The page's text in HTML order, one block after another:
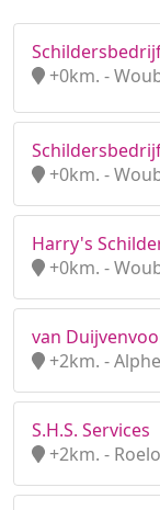
+0km. -
+0km. -
Harry's
+0km. -
van
+2km. -
S.H.S. Services
+2km. -